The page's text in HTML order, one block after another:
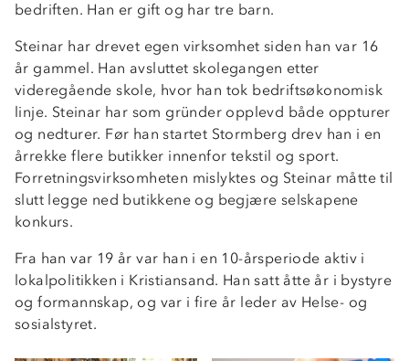
bedriften. Han er gift og har tre barn.
Steinar har drevet egen virksomhet siden han var 16
år gammel. Han avsluttet skolegangen etter
videregående skole, hvor han tok bedriftsøkonomisk
linje. Steinar har som gründer opplevd både oppturer
og nedturer. Før han startet Stormberg drev han i en
årrekke flere butikker innenfor tekstil og sport.
Forretningsvirksomheten mislyktes og Steinar måtte til
slutt legge ned butikkene og begjære selskapene
konkurs.
Fra han var 19 år var han i en 10-årsperiode aktiv i
lokalpolitikken i Kristiansand. Han satt åtte år i bystyre
og formannskap, og var i fire år leder av Helse- og
sosialstyret.